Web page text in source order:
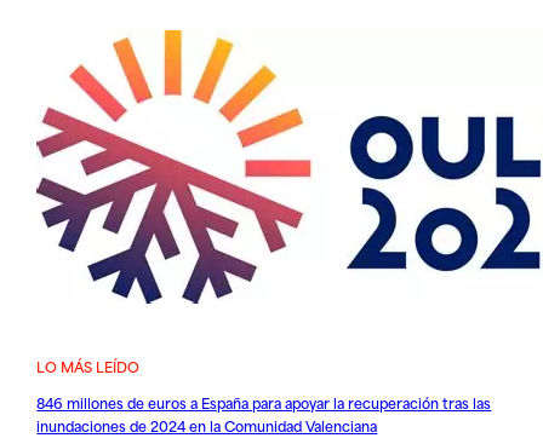
LO MÁS LEÍDO
846 millones de euros a España para apoyar la recuperación tras las
inundaciones de 2024 en la Comunidad Valenciana